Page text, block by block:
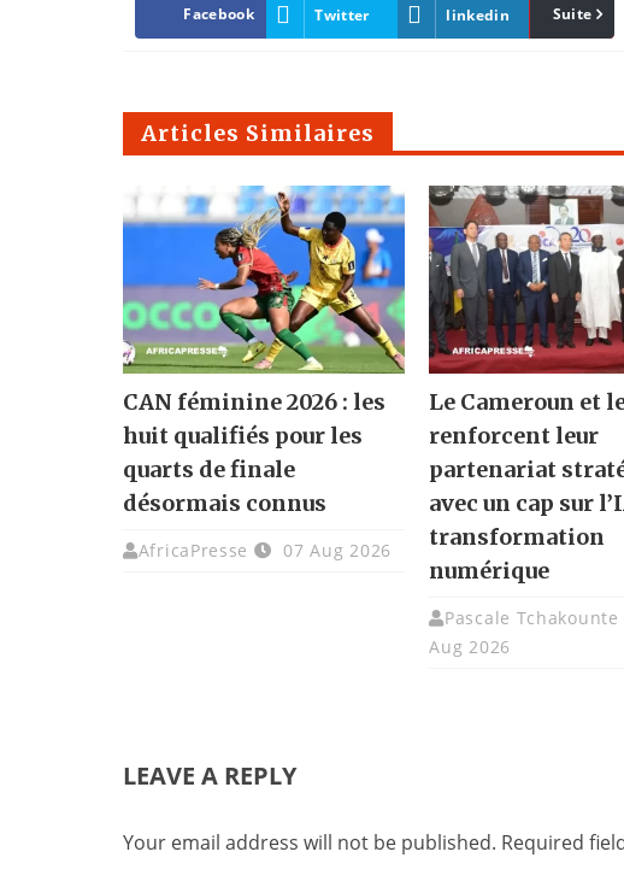
Facebook Twitter linkedin Suite
Articles Similaires
CAN féminine 2026 : les
huit qualifiés pour les
quarts de finale
désormais connus
AfricaPresse 07 Aug 2026
Le Cameroun et
renforcent leur
partenariat
avec un cap sur
transformation
numérique
Pascale Tchakounte
Aug 2026
LEAVE A REPLY
Your email address will not be published. Required